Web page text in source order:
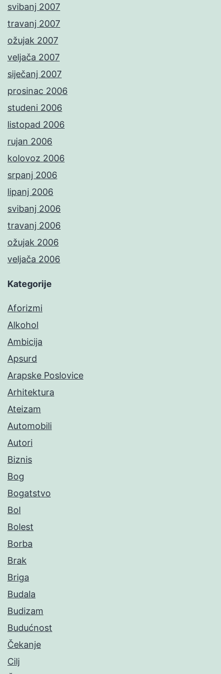
svibanj 2007
travanj 2007
ožujak 2007
veljača 2007
siječanj 2007
prosinac 2006
studeni 2006
listopad 2006
rujan 2006
kolovoz 2006
srpanj 2006
lipanj 2006
svibanj 2006
travanj 2006
ožujak 2006
veljača 2006
Kategorije
Aforizmi
Alkohol
Ambicija
Apsurd
Arapske Poslovice
Arhitektura
Ateizam
Automobili
Autori
Biznis
Bog
Bogatstvo
Bol
Bolest
Borba
Brak
Briga
Budala
Budizam
Budućnost
Čekanje
Cilj